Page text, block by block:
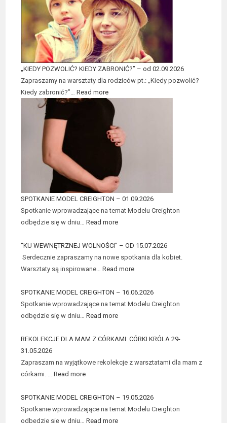
„KIEDY POZWOLIĆ? KIEDY ZABRONIĆ?” – od 02.09.2026
Zapraszamy na warsztaty dla rodziców pt.: „Kiedy pozwolić?
Kiedy zabronić?”…Read more
SPOTKANIE MODEL CREIGHTON – 01.09.2026
Spotkanie wprowadzające na temat Modelu Creighton
odbędzie się w dniu…Read more
“KU WEWNĘTRZNEJ WOLNOŚCI” – OD 15.07.2026
Serdecznie zapraszamy na nowe spotkania dla kobiet.
Warsztaty są inspirowane…Read more
SPOTKANIE MODEL CREIGHTON – 16.06.2026
Spotkanie wprowadzające na temat Modelu Creighton
odbędzie się w dniu…Read more
REKOLEKCJE DLA MAM Z CÓRKAMI: CÓRKI KRÓLA 29-
31.05.2026
Zapraszam na wyjątkowe rekolekcje z warsztatami dla mam z
córkami. …Read more
SPOTKANIE MODEL CREIGHTON – 19.05.2026
Spotkanie wprowadzające na temat Modelu Creighton
odbędzie się w dniu…Read more